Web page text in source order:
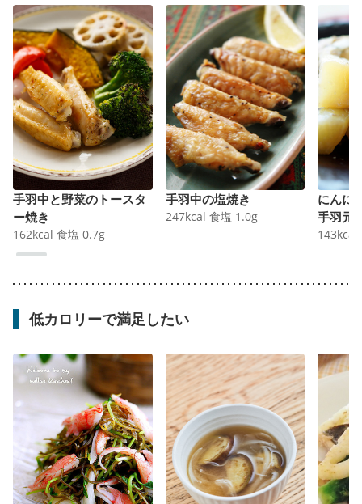
手羽中と野菜のトースタ
ー焼き
162kcal 食塩 0.7g
手羽中の塩焼き
247kcal 食塩 1.0g
にんに
手羽元
143kcal
低カロリーで満足したい